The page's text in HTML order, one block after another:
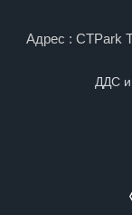
Адрес : CTPark
ДДС